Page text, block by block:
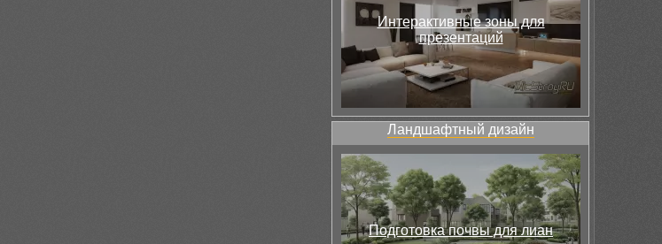
Интерактивные зоны для
презентаций
Ландшафтный дизайн
Подготовка почвы для лиан